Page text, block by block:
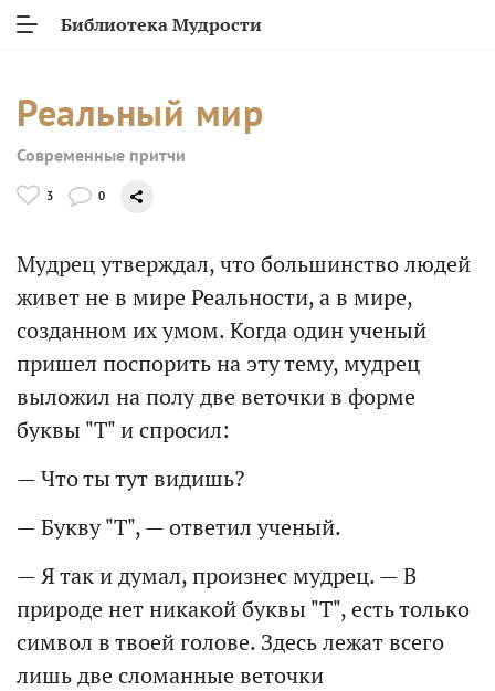
Библиотека Мудрости
Реальный мир
Современные притчи
3 0
Мудрец утверждал, что большинство людей
живет не в мире Реальности, а в мире,
созданном их умом. Когда один ученый
пришел поспорить на эту тему, мудрец
выложил на полу две веточки в форме
буквы "Т" и спросил:
— Что ты тут видишь?
— Букву "Т", — ответил ученый.
— Я так и думал, произнес мудрец. — В
природе нет никакой буквы "Т", есть только
символ в твоей голове. Здесь лежат всего
лишь две сломанные веточки